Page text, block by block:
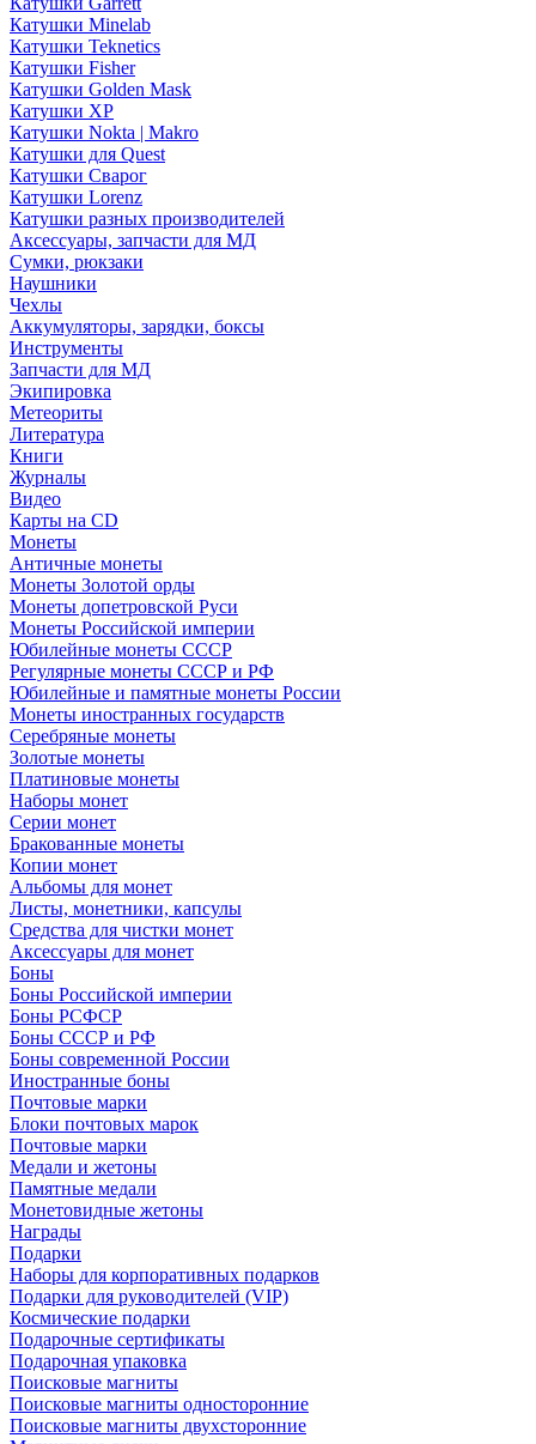
Катушки Minelab
Катушки Teknetics
Катушки Fisher
Катушки Golden Mask
Катушки XP
Катушки Nokta | Makro
Катушки для Quest
Катушки Сварог
Катушки Lorenz
Катушки разных производителей
Аксессуары, запчасти для МД
Сумки, рюкзаки
Наушники
Чехлы
Аккумуляторы, зарядки, боксы
Инструменты
Запчасти для МД
Экипировка
Метеориты
Литература
Книги
Журналы
Видео
Карты на CD
Монеты
Античные монеты
Монеты Золотой орды
Монеты допетровской Руси
Монеты Российской империи
Юбилейные монеты СССР
Регулярные монеты СССР и РФ
Юбилейные и памятные монеты России
Монеты иностранных государств
Серебряные монеты
Золотые монеты
Платиновые монеты
Наборы монет
Серии монет
Бракованные монеты
Копии монет
Альбомы для монет
Листы, монетники, капсулы
Средства для чистки монет
Аксессуары для монет
Боны
Боны Российской империи
Боны РСФСР
Боны СССР и РФ
Боны современной России
Иностранные боны
Почтовые марки
Блоки почтовых марок
Почтовые марки
Медали и жетоны
Памятные медали
Монетовидные жетоны
Награды
Подарки
Наборы для корпоративных подарков
Подарки для руководителей (VIP)
Космические подарки
Подарочные сертификаты
Подарочная упаковка
Поисковые магниты
Поисковые магниты односторонние
Поисковые магниты двухсторонние